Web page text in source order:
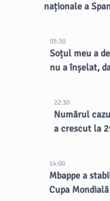
naționale a
05:30
Soțul meu a
nu a înșelat,
22:30
Numărul
a crescut la
14:00
Mbappe a
Cupa